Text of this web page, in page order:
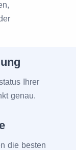
Ihrer
genau.
die besten